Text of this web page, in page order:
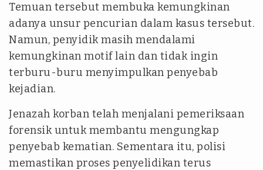
Temuan tersebut membuka kemungkinan
adanya unsur pencurian dalam kasus tersebut.
Namun, penyidik masih mendalami
kemungkinan motif lain dan tidak ingin
terburu-buru menyimpulkan penyebab
kejadian.
Jenazah korban telah menjalani pemeriksaan
forensik untuk membantu mengungkap
penyebab kematian. Sementara itu, polisi
memastikan proses penyelidikan terus